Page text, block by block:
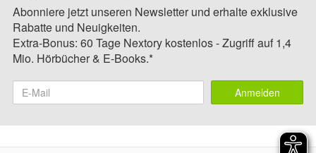
Abonniere jetzt unseren Newsletter und erhalte exklusive
Rabatte und Neuigkeiten.
Extra-Bonus: 60 Tage Nextory kostenlos - Zugriff auf 1,4
Mio. Hörbücher & E-Books.*
Anmelden